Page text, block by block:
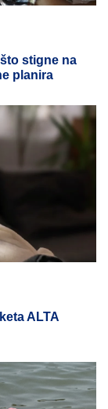
stigne na
planira
ALTA